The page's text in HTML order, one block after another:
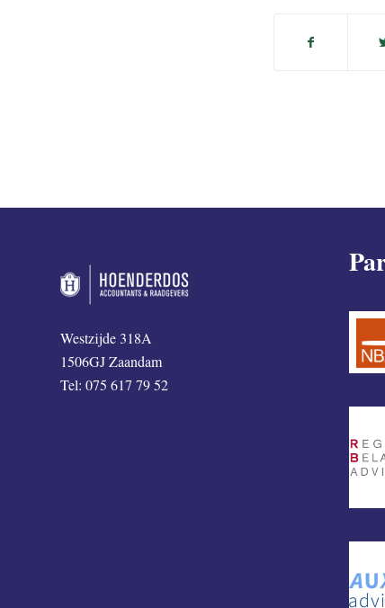
Westzijde 318A
1506GJ Zaandam
Tel: 075 617 79 52